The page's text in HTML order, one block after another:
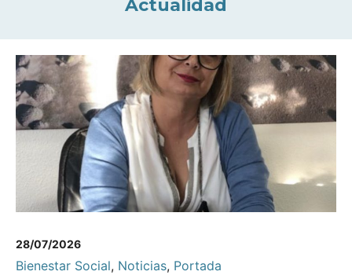
Actualidad
28/07/2026
Bienestar Social, Noticias, Portada